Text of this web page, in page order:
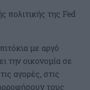
πολιτικής της Fed
με αργό
την οικονομία σε
αγορές, στις
τους